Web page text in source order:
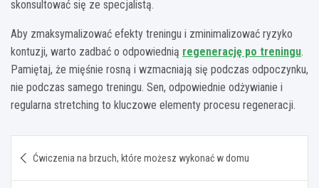
skonsultować się ze specjalistą.
Aby zmaksymalizować efekty treningu i zminimalizować ryzyko
kontuzji, warto zadbać o odpowiednią regenerację po treningu.
Pamiętaj, że mięśnie rosną i wzmacniają się podczas odpoczynku,
nie podczas samego treningu. Sen, odpowiednie odżywianie i
regularna stretching to kluczowe elementy procesu regeneracji.
wpisu
Ćwiczenia na brzuch, które możesz wykonać w domu